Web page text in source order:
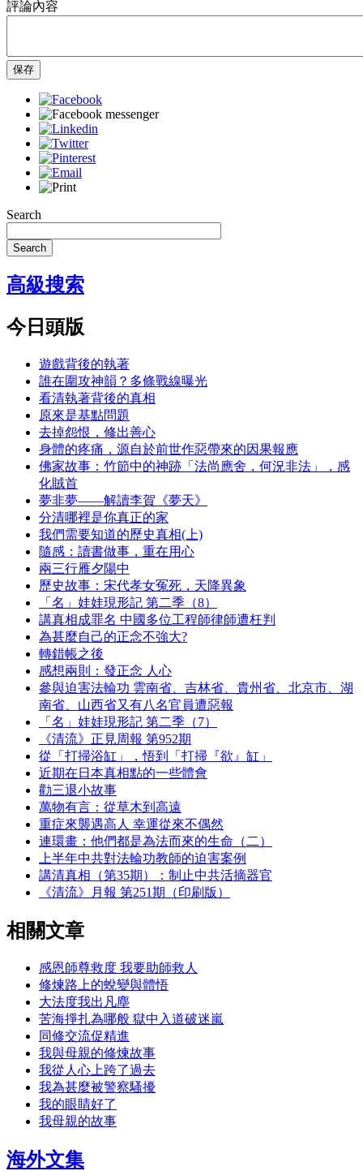
評論內容
保存
Search
Search
高級搜索
今日頭版
遊戲背後的執著
誰在圍攻神韻？多條戰線曝光
看清執著背後的真相
原來是基點問題
去掉怨恨，修出善心
身體的疼痛，源自於前世作惡帶來的因果報應
佛家故事：竹節中的神跡「法尚應舍，何況非法」，感
化賊首
夢非夢——解讀李賀《夢天》
分清哪裡是你真正的家
我們需要知道的歷史真相(上)
隨感：讀書做事，重在用心
兩三行雁夕陽中
歷史故事：宋代孝女冤死，天降異象
「名」娃娃現形記 第二季（8）
講真相成罪名 中國多位工程師律師遭枉判
為甚麼自己的正念不強大?
轉錯帳之後
感想兩則：發正念 人心
參與迫害法輪功 雲南省、吉林省、貴州省、北京市、湖
南省、山西省又有八名官員遭惡報
「名」娃娃現形記 第二季（7）
《清流》正見周報 第952期
從「打掃浴缸」，悟到「打掃『欲』缸」
近期在日本真相點的一些體會
勸三退小故事
萬物有言：從草木到高遠
重症來襲遇高人 幸運從來不偶然
連環畫：他們都是為法而來的生命（二）
上半年中共對法輪功教師的迫害案例
講清真相（第35期）：制止中共活摘器官
《清流》月報 第251期（印刷版）
相關文章
感恩師尊救度 我要助師救人
修煉路上的蛻變與體悟
大法度我出凡塵
苦海掙扎為哪般 獄中入道破迷嵐
同修交流促精進
我與母親的修煉故事
我從人心上跨了過去
我為甚麼被警察騷擾
我的眼睛好了
我母親的故事
海外文集